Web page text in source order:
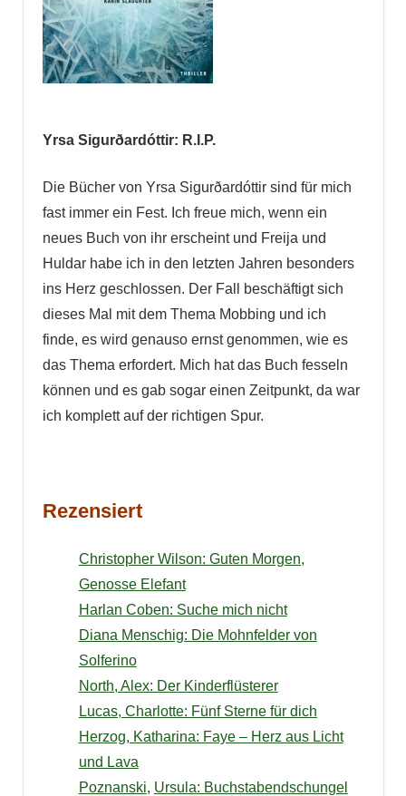
Yrsa Sigurðardóttir: R.I.P.
Die Bücher von Yrsa Sigurðardóttir sind für mich
fast immer ein Fest. Ich freue mich, wenn ein
neues Buch von ihr erscheint und Freija und
Huldar habe ich in den letzten Jahren besonders
ins Herz geschlossen. Der Fall beschäftigt sich
dieses Mal mit dem Thema Mobbing und ich
finde, es wird genauso ernst genommen, wie es
das Thema erfordert. Mich hat das Buch fesseln
können und es gab sogar einen Zeitpunkt, da war
ich komplett auf der richtigen Spur.
Rezensiert
Christopher Wilson: Guten Morgen,
Genosse Elefant
Harlan Coben: Suche mich nicht
Diana Menschig: Die Mohnfelder von
Solferino
North, Alex: Der Kinderflüsterer
Lucas, Charlotte: Fünf Sterne für dich
Herzog, Katharina: Faye – Herz aus Licht
und Lava
Poznanski, Ursula: Buchstabendschungel